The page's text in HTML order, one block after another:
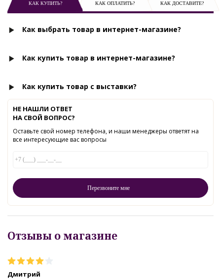
КАК КУПИТЬ? КАК ОПЛАТИТЬ? КАК ДОСТАВИТЕ?
Как выбрать товар в интернет-магазине?
Как купить товар в интернет-магазине?
Как купить товар с выставки?
НЕ НАШЛИ ОТВЕТ
НА СВОЙ ВОПРОС?
Оставьте свой номер телефона, и наши менеджеры ответят на
все интересующие вас вопросы
Отзывы о магазине
Дмитрий